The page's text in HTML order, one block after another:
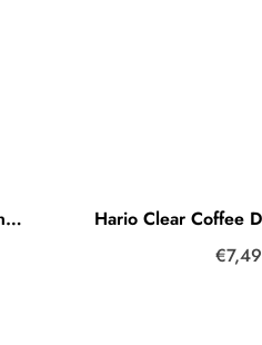
Hario V60 02 Handfilter Porzellan White (Weiß)
€7,49